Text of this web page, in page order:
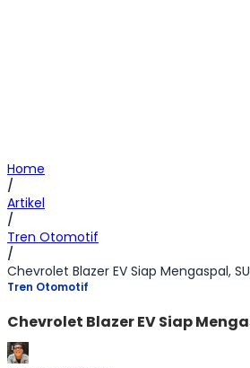
Home
/
Artikel
/
Tren Otomotif
/
Chevrolet Blazer EV Siap Mengaspal,
Tren Otomotif
Chevrolet Blazer EV Siap